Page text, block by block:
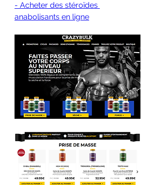
- Acheter des stéroïdes
anabolisants en ligne